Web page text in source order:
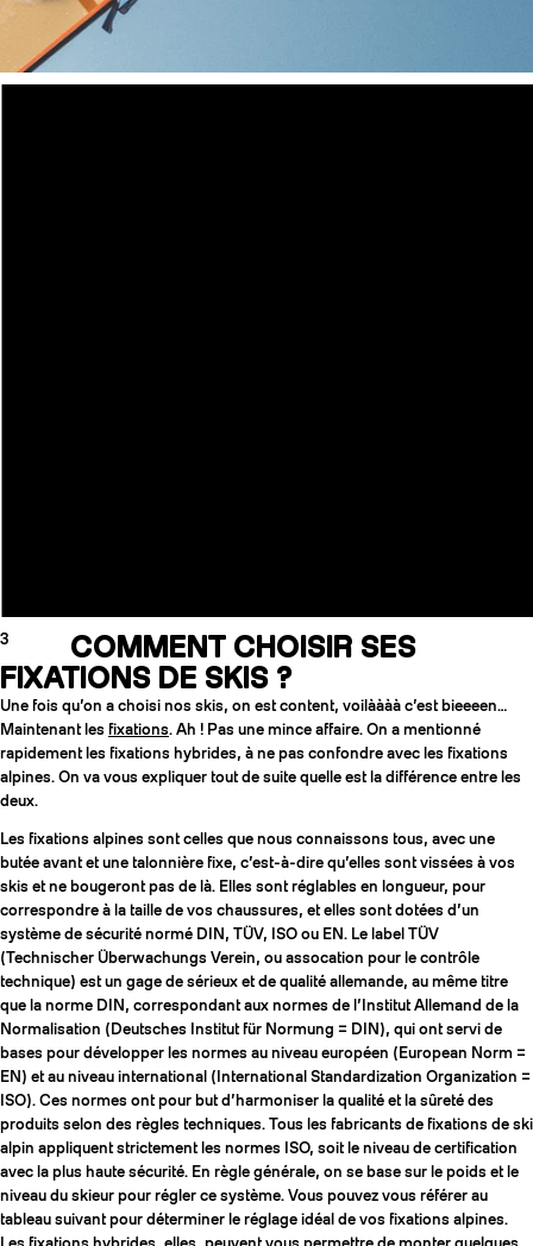
3
COMMENT CHOISIR SES
FIXATIONS DE SKIS ?
Une fois qu’on a choisi nos skis, on est content, voilàààà c’est bieeeen…
Maintenant les fixations. Ah ! Pas une mince affaire. On a mentionné
rapidement les fixations hybrides, à ne pas confondre avec les fixations
alpines. On va vous expliquer tout de suite quelle est la différence entre les
deux.
Les fixations alpines sont celles que nous connaissons tous, avec une
butée avant et une talonnière fixe, c’est-à-dire qu’elles sont vissées à vos
skis et ne bougeront pas de là. Elles sont réglables en longueur, pour
correspondre à la taille de vos chaussures, et elles sont dotées d’un
système de sécurité normé DIN, TÜV, ISO ou EN. Le label TÜV
(Technischer Überwachungs Verein, ou assocation pour le contrôle
technique) est un gage de sérieux et de qualité allemande, au même titre
que la norme DIN, correspondant aux normes de l’Institut Allemand de la
Normalisation (Deutsches Institut für Normung = DIN), qui ont servi de
bases pour développer les normes au niveau européen (European Norm =
EN) et au niveau international (International Standardization Organization =
ISO). Ces normes ont pour but d’harmoniser la qualité et la sûreté des
produits selon des règles techniques. Tous les fabricants de fixations de ski
alpin appliquent strictement les normes ISO, soit le niveau de certification
avec la plus haute sécurité. En règle générale, on se base sur le poids et le
niveau du skieur pour régler ce système. Vous pouvez vous référer au
tableau suivant pour déterminer le réglage idéal de vos fixations alpines.